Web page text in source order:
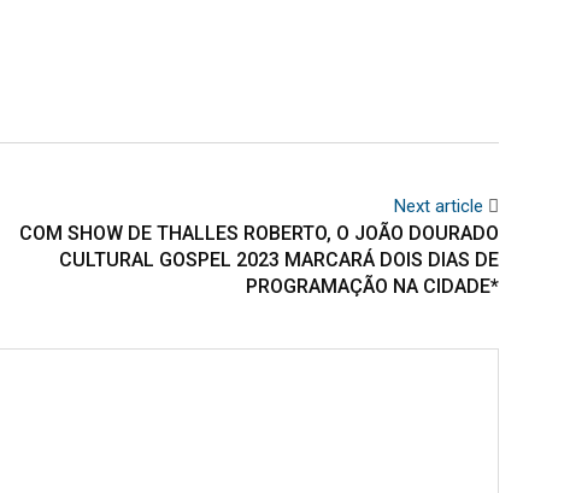
Next article
COM SHOW DE THALLES ROBERTO, O JOÃO DOURADO
CULTURAL GOSPEL 2023 MARCARÁ DOIS DIAS DE
PROGRAMAÇÃO NA CIDADE*